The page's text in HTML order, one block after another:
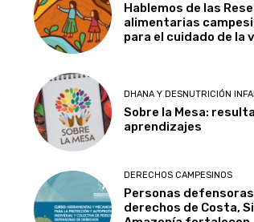
Hablemos de las
alimentarias
para el cuidado de la
DHANA Y DESNUTRICIÓN
Sobre la Mesa:
aprendizajes
DERECHOS CAMPESINOS
Personas
derechos de Costa,